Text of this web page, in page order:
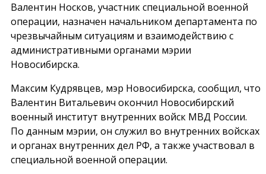
Валентин Носков, участник специальной военной
операции, назначен начальником департамента по
чрезвычайным ситуациям и взаимодействию с
административными органами мэрии
Новосибирска.
Максим Кудрявцев, мэр Новосибирска, сообщил, что
Валентин Витальевич окончил Новосибирский
военный институт внутренних войск МВД России.
По данным мэрии, он служил во внутренних войсках
и органах внутренних дел РФ, а также участвовал в
специальной военной операции.